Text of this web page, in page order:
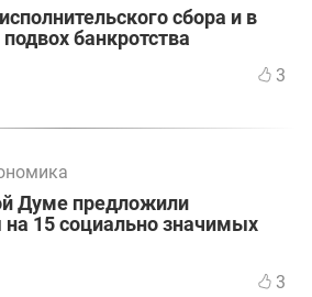
сбора и в
банкротства
3
Думе предложили
15 социально значимых
3